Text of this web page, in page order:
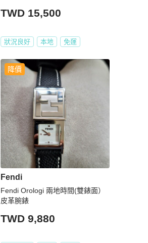
TWD 15,500
狀況良好 本地 免運
降價
Fendi
Fendi Orologi 兩地時間(雙錶面）
皮革腕錶
TWD 9,880